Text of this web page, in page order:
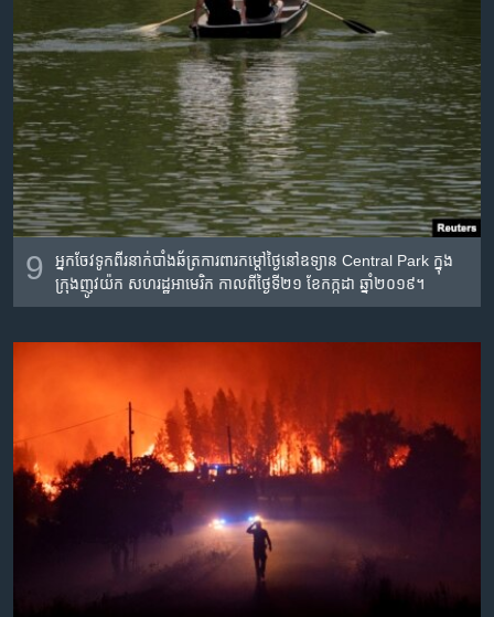
9
អ្នក​ចែវទូក​ពីរនាក់​បាំងឆ័ត្រ​ការពារ​កម្តៅថ្ងៃ​នៅ​ឧទ្យាន​ Central Park ក្នុង​
ក្រុង​ញូវយ៉ក​ សហរដ្ឋអាមេរិក កាល​ពី​ថ្ងៃ​ទី​២១ ខែ​កក្កដា ឆ្នាំ​២០១៩។